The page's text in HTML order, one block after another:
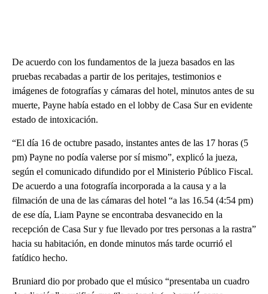
De acuerdo con los fundamentos de la jueza basados en las
pruebas recabadas a partir de los peritajes, testimonios e
imágenes de fotografías y cámaras del hotel, minutos antes de su
muerte, Payne había estado en el lobby de Casa Sur en evidente
estado de intoxicación.
“El día 16 de octubre pasado, instantes antes de las 17 horas (5
pm) Payne no podía valerse por sí mismo”, explicó la jueza,
según el comunicado difundido por el Ministerio Público Fiscal.
De acuerdo a una fotografía incorporada a la causa y a la
filmación de una de las cámaras del hotel “a las 16.54 (4:54 pm)
de ese día, Liam Payne se encontraba desvanecido en la
recepción de Casa Sur y fue llevado por tres personas a la rastra”
hacia su habitación, en donde minutos más tarde ocurrió el
fatídico hecho.
Bruniard dio por probado que el músico “presentaba un cuadro